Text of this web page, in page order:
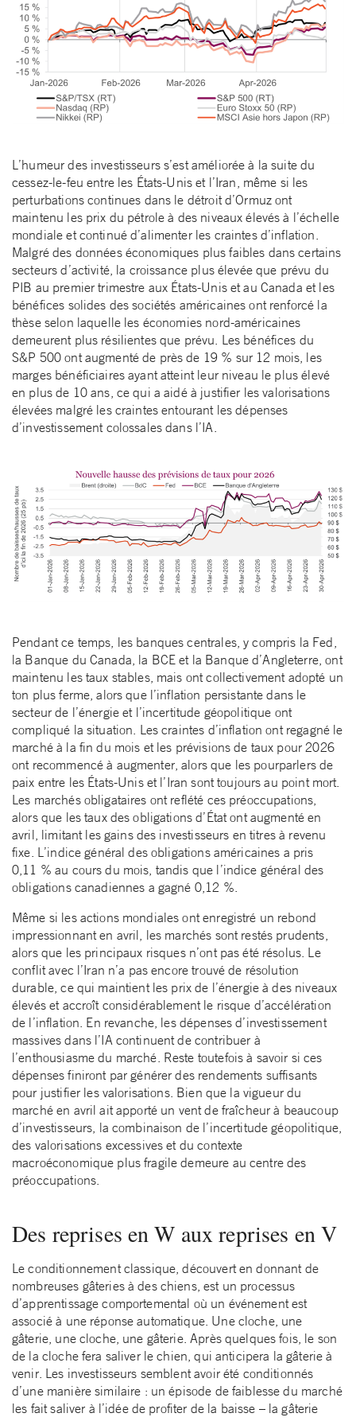
L’humeur des investisseurs s’est améliorée à la suite du
cessez-le-feu entre les États-Unis et l’Iran, même si les
perturbations continues dans le détroit d’Ormuz ont
maintenu les prix du pétrole à des niveaux élevés à l’échelle
mondiale et continué d’alimenter les craintes d’inflation.
Malgré des données économiques plus faibles dans certains
secteurs d’activité, la croissance plus élevée que prévu du
PIB au premier trimestre aux États-Unis et au Canada et les
bénéfices solides des sociétés américaines ont renforcé la
thèse selon laquelle les économies nord-américaines
demeurent plus résilientes que prévu. Les bénéfices du
S&P 500 ont augmenté de près de 19 % sur 12 mois, les
marges bénéficiaires ayant atteint leur niveau le plus élevé
en plus de 10 ans, ce qui a aidé à justifier les valorisations
élevées malgré les craintes entourant les dépenses
d’investissement colossales dans l’IA.
Pendant ce temps, les banques centrales, y compris la Fed,
la Banque du Canada, la BCE et la Banque d’Angleterre, ont
maintenu les taux stables, mais ont collectivement adopté un
ton plus ferme, alors que l’inflation persistante dans le
secteur de l’énergie et l’incertitude géopolitique ont
compliqué la situation. Les craintes d’inflation ont regagné le
marché à la fin du mois et les prévisions de taux pour 2026
ont recommencé à augmenter, alors que les pourparlers de
paix entre les États-Unis et l’Iran sont toujours au point mort.
Les marchés obligataires ont reflété ces préoccupations,
alors que les taux des obligations d’État ont augmenté en
avril, limitant les gains des investisseurs en titres à revenu
fixe. L’indice général des obligations américaines a pris
0,11 % au cours du mois, tandis que l’indice général des
obligations canadiennes a gagné 0,12 %.
Même si les actions mondiales ont enregistré un rebond
impressionnant en avril, les marchés sont restés prudents,
alors que les principaux risques n’ont pas été résolus. Le
conflit avec l’Iran n’a pas encore trouvé de résolution
durable, ce qui maintient les prix de l’énergie à des niveaux
élevés et accroît considérablement le risque d’accélération
de l’inflation. En revanche, les dépenses d’investissement
massives dans l’IA continuent de contribuer à
l’enthousiasme du marché. Reste toutefois à savoir si ces
dépenses finiront par générer des rendements suffisants
pour justifier les valorisations. Bien que la vigueur du
marché en avril ait apporté un vent de fraîcheur à beaucoup
d’investisseurs, la combinaison de l’incertitude géopolitique,
des valorisations excessives et du contexte
macroéconomique plus fragile demeure au centre des
préoccupations.
Des reprises en W aux reprises en V
Le conditionnement classique, découvert en donnant de
nombreuses gâteries à des chiens, est un processus
d’apprentissage comportemental où un événement est
associé à une réponse automatique. Une cloche, une
gâterie, une cloche, une gâterie. Après quelques fois, le son
de la cloche fera saliver le chien, qui anticipera la gâterie à
venir. Les investisseurs semblent avoir été conditionnés
d’une manière similaire : un épisode de faiblesse du marché
les fait saliver à l’idée de profiter de la baisse – la gâterie